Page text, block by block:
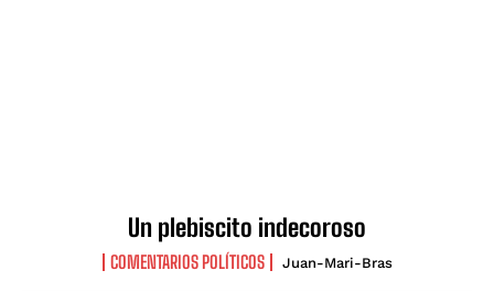
Un plebiscito indecoroso
COMENTARIOS POLÍTICOS Juan-Mari-Bras